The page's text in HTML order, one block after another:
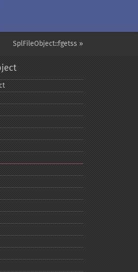
SplFileObject::fgetss »